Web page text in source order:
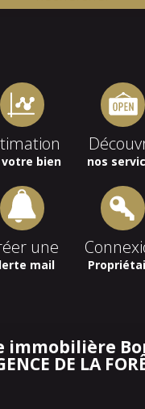
votre bien nos
une
mail
immobilière
DE LA